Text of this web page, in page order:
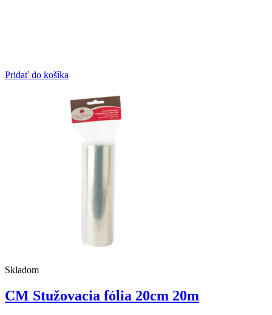
Pridať do košíka
Skladom
CM Stužovacia fólia 20cm 20m